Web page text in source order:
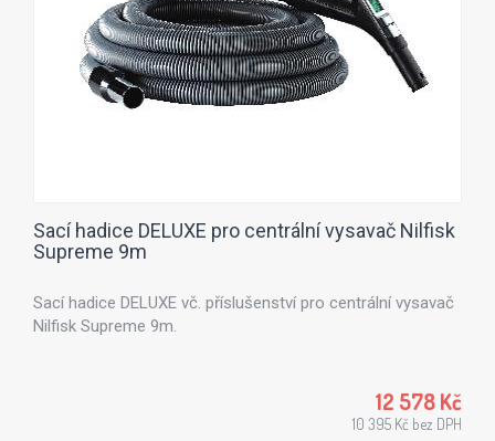
Sací hadice DELUXE pro centrální vysavač Nilfisk
Supreme 9m
Sací hadice DELUXE vč. příslušenství pro centrální vysavač
Nilfisk Supreme 9m.
12 578 Kč
10 395 Kč bez DPH